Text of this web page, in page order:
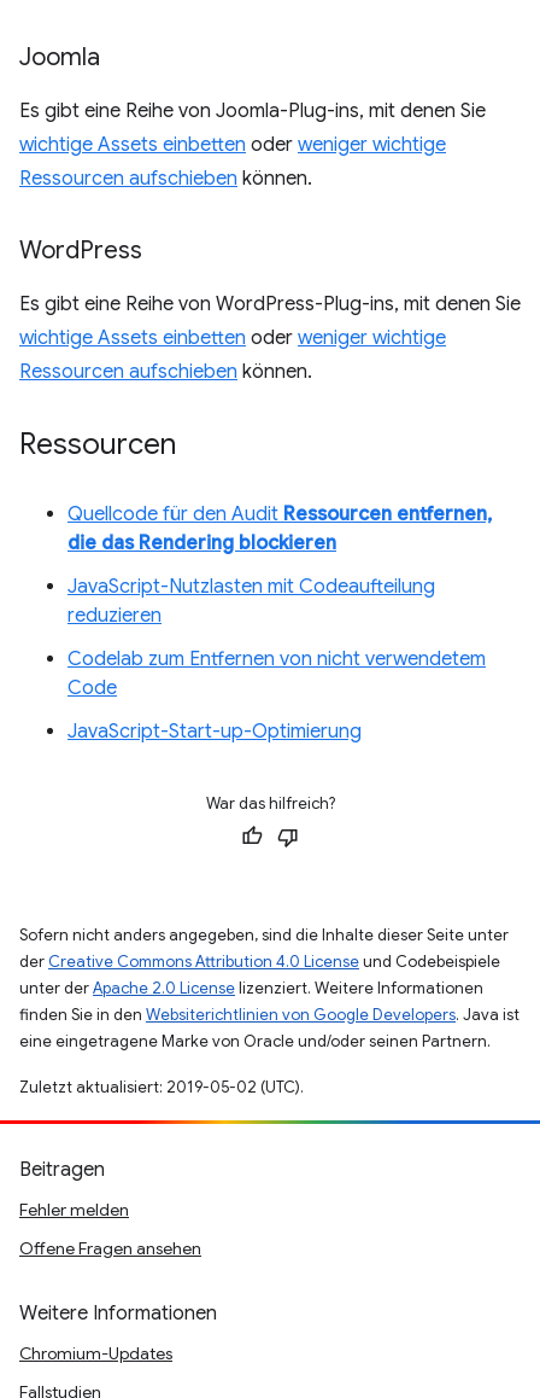
Joomla
Es gibt eine Reihe von Joomla-Plug-ins, mit denen Sie
wichtige Assets einbetten oder weniger wichtige
Ressourcen aufschieben können.
WordPress
Es gibt eine Reihe von WordPress-Plug-ins, mit denen Sie
wichtige Assets einbetten oder weniger wichtige
Ressourcen aufschieben können.
Ressourcen
Quellcode für den Audit Ressourcen entfernen,
die das Rendering blockieren
JavaScript-Nutzlasten mit Codeaufteilung
reduzieren
Codelab zum Entfernen von nicht verwendetem
Code
JavaScript-Start-up-Optimierung
War das hilfreich?
Sofern nicht anders angegeben, sind die Inhalte dieser Seite unter
der Creative Commons Attribution 4.0 Licenseund Codebeispiele
unter derApache 2.0 Licenselizenziert. Weitere Informationen
finden Sie in den Websiterichtlinien von Google Developers. Java ist
eine eingetragene Marke von Oracle und/oder seinen Partnern.
Zuletzt aktualisiert: 2019-05-02 (UTC).
Beitragen
Fehler melden
Offene Fragen ansehen
Weitere Informationen
Chromium-Updates
Fallstudien